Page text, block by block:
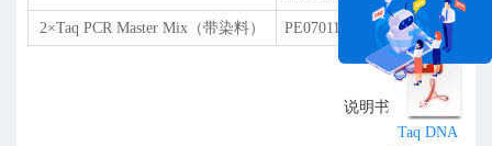
2×Taq PCR Master Mix（带染料） PE07011 1ml ￥160元
说明书
Taq DNA
在线咨询